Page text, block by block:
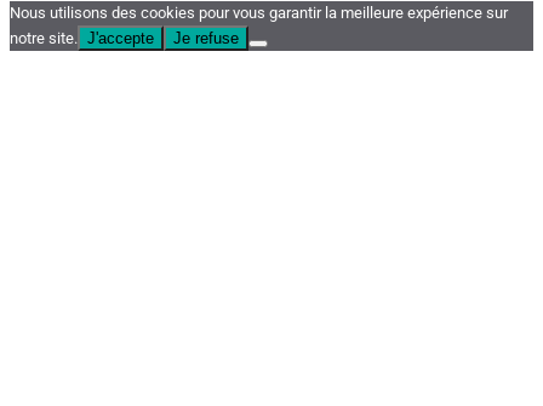
Nous utilisons des cookies pour vous garantir la meilleure expérience sur
notre site. J'accepte Je refuse